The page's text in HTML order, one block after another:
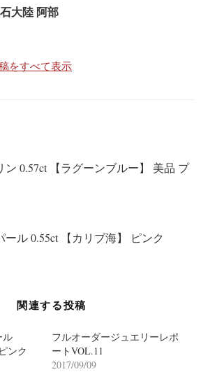
大陸 阿部
をすべて表示
0.57ct 【ラグーンブルー】 美品 プ
ル 0.55ct 【カリブ海】 ピンク
関連する投稿
ル
ンク
フルオーダージュエリーレポ
ートVOL.11
2017/09/09